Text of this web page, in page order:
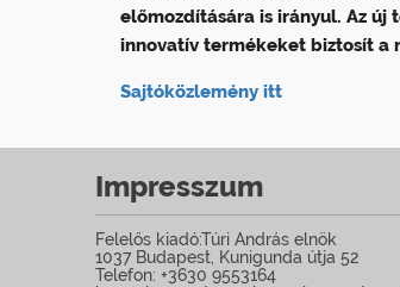
előmozdítására is irányul. Az
innovatív termékeket biztosít a
Sajtóközlemény itt
Impresszum
Felelős kiadó:Túri András elnök
1037 Budapest, Kunigunda útja 52
Telefon: +3630 9553164